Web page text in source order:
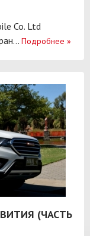
Co. Ltd
Подробнее »
(ЧАСТЬ